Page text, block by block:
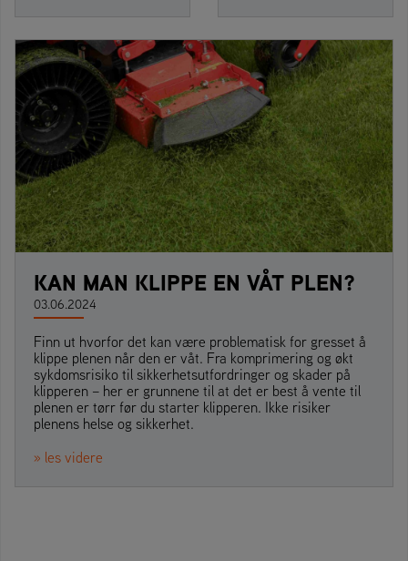
KAN MAN KLIPPE EN VÅT PLEN?
03.06.2024
Finn ut hvorfor det kan være problematisk for gresset å
klippe plenen når den er våt. Fra komprimering og økt
sykdomsrisiko til sikkerhetsutfordringer og skader på
klipperen – her er grunnene til at det er best å vente til
plenen er tørr før du starter klipperen. Ikke risiker
plenens helse og sikkerhet.
» les videre